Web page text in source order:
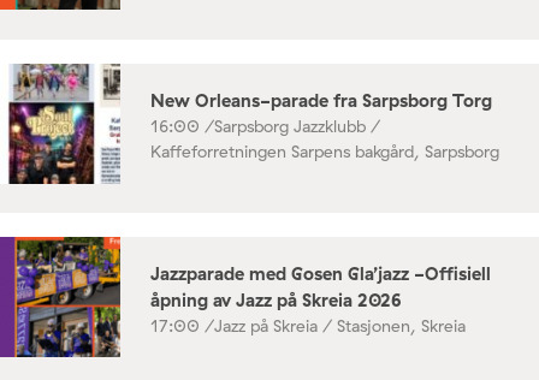
New Orleans-parade fra Sarpsborg Torg
16:00 /Sarpsborg Jazzklubb /
Kaffeforretningen Sarpens bakgård, Sarpsborg
Jazzparade med Gosen Gla’jazz -Offisiell
åpning av Jazz på Skreia 2026
17:00 /Jazz på Skreia / Stasjonen, Skreia